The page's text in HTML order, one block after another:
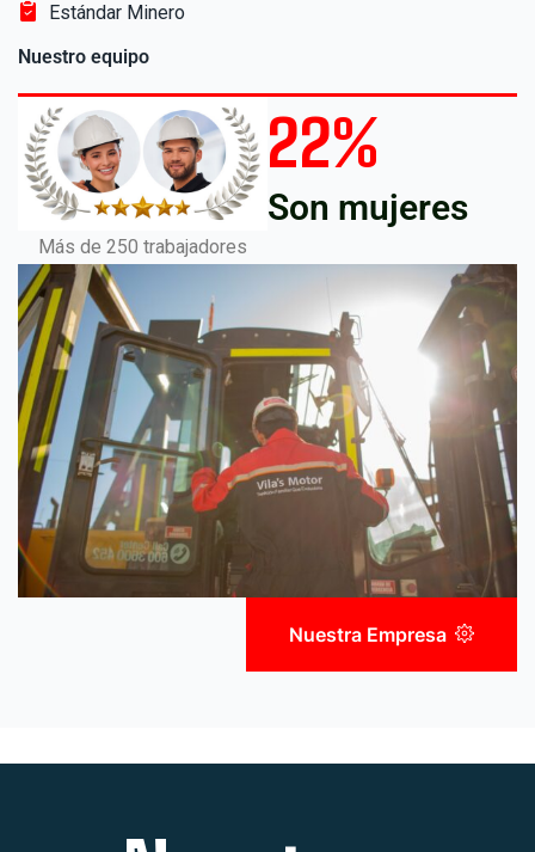
Estándar Minero
Nuestro equipo
Más de 250 trabajadores
22%
Son mujeres
Nuestra Empresa